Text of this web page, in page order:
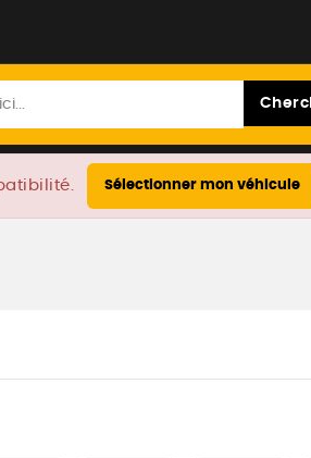
Sélectionner mon véhicule